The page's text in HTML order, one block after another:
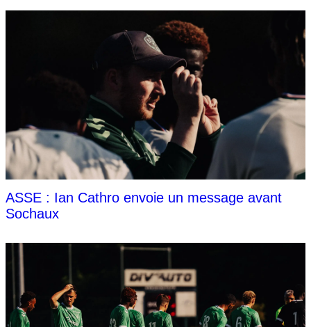
ASSE : Ian Cathro envoie un message avant
Sochaux